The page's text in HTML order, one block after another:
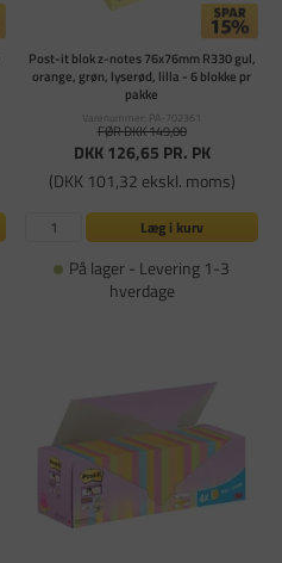
Post-it blok z-notes 76x76mm R330 gul,
orange, grøn, lyserød, lilla - 6 blokke pr
pakke
Varenummer: PA-702361
FØR DKK 149,00
DKK 126,65 PR. PK
(DKK 101,32 ekskl. moms)
Læg i kurv
På lager - Levering 1-3
hverdage